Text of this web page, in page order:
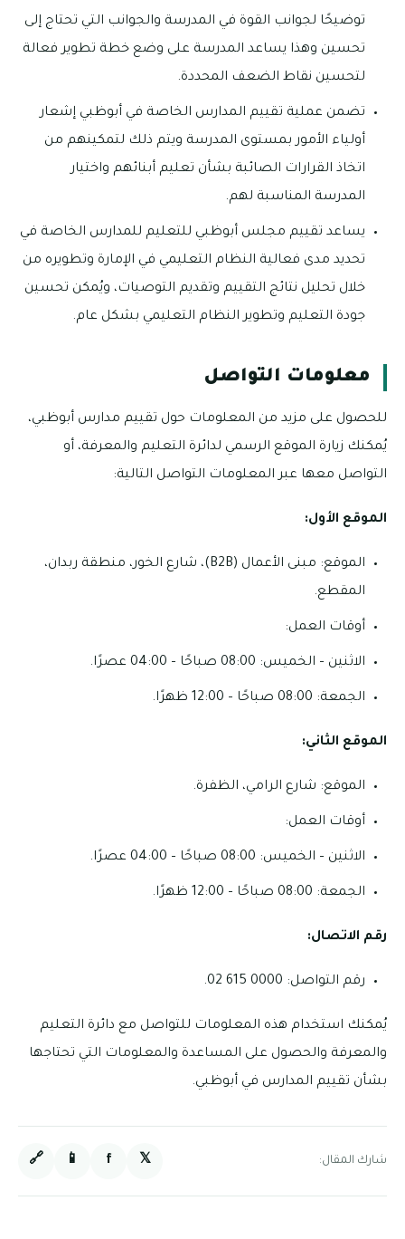
توضيحًا لجوانب القوة في المدرسة والجوانب التي تحتاج إلى
تحسين وهذا يساعد المدرسة على وضع خطة تطوير فعالة
لتحسين نقاط الضعف المحددة.
تضمن عملية تقييم المدارس الخاصة في أبوظبي إشعار
أولياء الأمور بمستوى المدرسة ويتم ذلك لتمكينهم من
اتخاذ القرارات الصائبة بشأن تعليم أبنائهم واختيار
المدرسة المناسبة لهم.
يساعد تقييم مجلس أبوظبي للتعليم للمدارس الخاصة في
تحديد مدى فعالية النظام التعليمي في الإمارة وتطويره من
خلال تحليل نتائج التقييم وتقديم التوصيات، ويُمكن تحسين
جودة التعليم وتطوير النظام التعليمي بشكل عام.
معلومات التواصل
للحصول على مزيد من المعلومات حول تقييم مدارس أبوظبي،
يُمكنك زيارة الموقع الرسمي لدائرة التعليم والمعرفة، أو
التواصل معها عبر المعلومات التواصل التالية:
الموقع الأول:
الموقع: مبنى الأعمال (B2B)، شارع الخور، منطقة ربدان،
المقطع.
أوقات العمل:
الاثنين – الخميس: 08:00 صباحًا – 04:00 عصرًا.
الجمعة: 08:00 صباحًا – 12:00 ظهرًا.
الموقع الثاني:
الموقع: شارع الرامي، الظفرة.
أوقات العمل:
الاثنين – الخميس: 08:00 صباحًا – 04:00 عصرًا.
الجمعة: 08:00 صباحًا – 12:00 ظهرًا.
رقم الاتصال:
رقم التواصل: 0000 615 02.
يُمكنك استخدام هذه المعلومات للتواصل مع دائرة التعليم
والمعرفة والحصول على المساعدة والمعلومات التي تحتاجها
بشأن تقييم المدارس في أبوظبي.
شارك المقال: 𝕏
f
📱
🔗